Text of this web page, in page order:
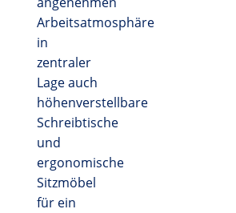
Arbeitsatmosphäre
in
zentraler
Lage auch
höhenverstellbare
Schreibtische
und
ergonomische
Sitzmöbel
für ein